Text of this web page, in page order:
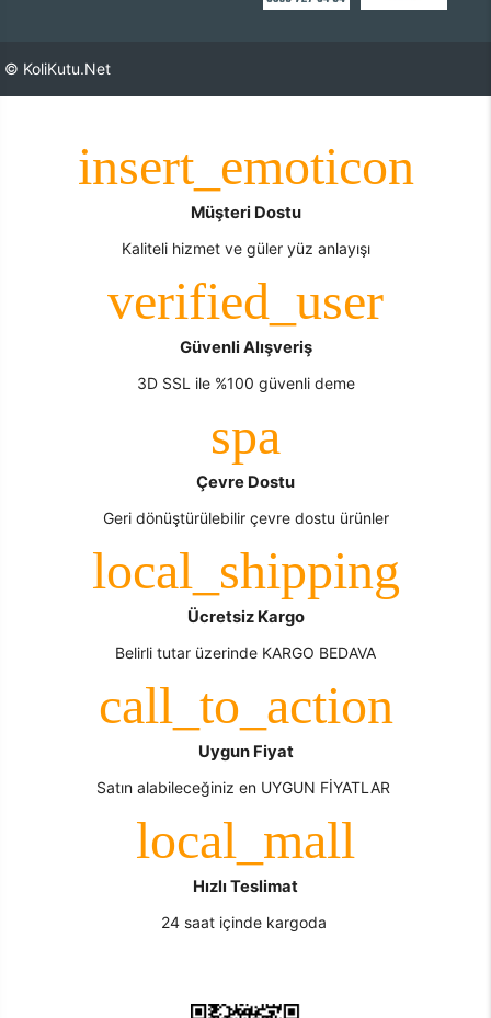
© KoliKutu.Net
Müşteri Dostu
Kaliteli hizmet ve güler yüz anlayışı
Güvenli Alışveriş
3D SSL ile %100 güvenli deme
Çevre Dostu
Geri dönüştürülebilir çevre dostu ürünler
Ücretsiz Kargo
Belirli tutar üzerinde KARGO BEDAVA
Uygun Fiyat
Satın alabileceğiniz en UYGUN FİYATLAR
Hızlı Teslimat
24 saat içinde kargoda